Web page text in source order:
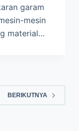
garam
mesin
material…
BERIKUTNYA